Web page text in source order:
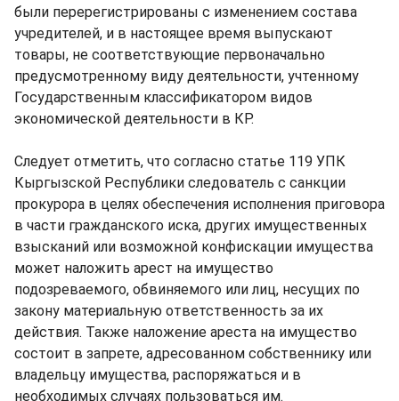
были перерегистрированы с изменением состава
учредителей, и в настоящее время выпускают
товары, не соответствующие первоначально
предусмотренному виду деятельности, учтенному
Государственным классификатором видов
экономической деятельности в КР.
Следует отметить, что согласно статье 119 УПК
Кыргызской Республики следователь с санкции
прокурора в целях обеспечения исполнения приговора
в части гражданского иска, других имущественных
взысканий или возможной конфискации имущества
может наложить арест на имущество
подозреваемого, обвиняемого или лиц, несущих по
закону материальную ответственность за их
действия. Также наложение ареста на имущество
состоит в запрете, адресованном собственнику или
владельцу имущества, распоряжаться и в
необходимых случаях пользоваться им.